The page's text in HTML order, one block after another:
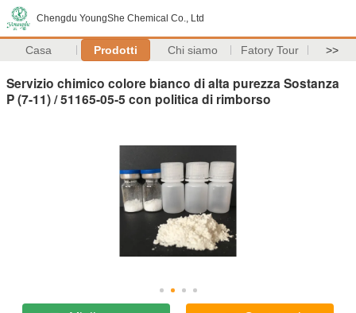
Chengdu YoungShe Chemical Co., Ltd
Casa Prodotti Chi siamo Fatory Tour >>
Servizio chimico colore bianco di alta purezza Sostanza
P (7-11) / 51165-05-5 con politica di rimborso